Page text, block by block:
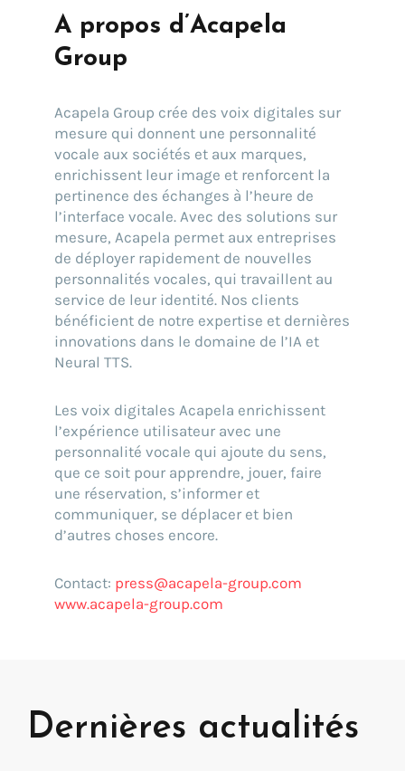
A propos d’Acapela
Group
Acapela Group crée des voix digitales sur
mesure qui donnent une personnalité
vocale aux sociétés et aux marques,
enrichissent leur image et renforcent la
pertinence des échanges à l’heure de
l’interface vocale. Avec des solutions sur
mesure, Acapela permet aux entreprises
de déployer rapidement de nouvelles
personnalités vocales, qui travaillent au
service de leur identité. Nos clients
bénéficient de notre expertise et dernières
innovations dans le domaine de l’IA et
Neural TTS.
Les voix digitales Acapela enrichissent
l’expérience utilisateur avec une
personnalité vocale qui ajoute du sens,
que ce soit pour apprendre, jouer, faire
une réservation, s’informer et
communiquer, se déplacer et bien
d’autres choses encore.
Contact: press@acapela-group.com
www.acapela-group.com
Dernières actualités